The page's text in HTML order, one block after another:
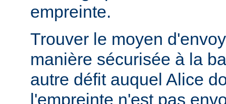
empreinte.
Trouver le moyen
manière sécurisée à la
autre défit auquel Alice
l'empreinte n'est pas